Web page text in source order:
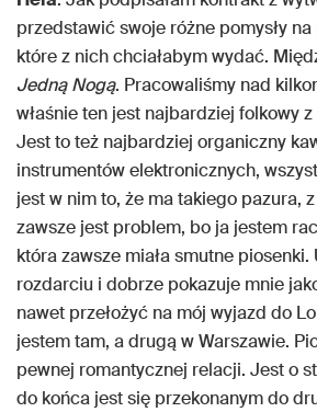
przedstawić swoje różne pomysły
które z nich chciałabym wydać.
Jedną Nogą. Pracowaliśmy nad
właśnie ten jest najbardziej folkowy
Jest to też najbardziej organiczny
instrumentów elektronicznych,
jest w nim to, że ma takiego pazura,
zawsze jest problem, bo ja jestem
która zawsze miała smutne
rozdarciu i dobrze pokazuje mnie
nawet przełożyć na mój wyjazd do
jestem tam, a drugą w Warszawie.
pewnej romantycznej relacji. Jest o
do końca jest się przekonanym do